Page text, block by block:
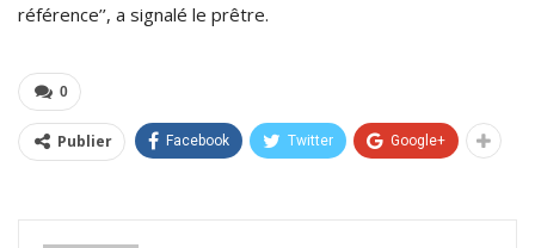
référence’’, a signalé le prêtre.
0
Publier Facebook Twitter Google+